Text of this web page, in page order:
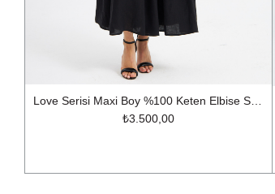
Love Serisi Maxi Boy %100 Keten Elbise Siyah
₺3.500,00